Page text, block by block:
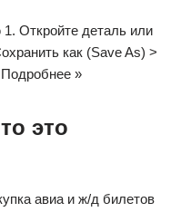
Откройте деталь или
как (Save As) >
Подробнее »
это
авиа и ж/д билетов